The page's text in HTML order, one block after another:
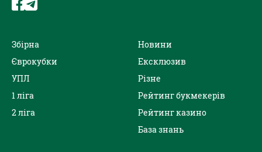
Збірна
Єврокубки
УПЛ
1 ліга
2 ліга
Новини
Ексклюзив
Різне
Рейтинг букмекерів
Рейтинг казино
База знань